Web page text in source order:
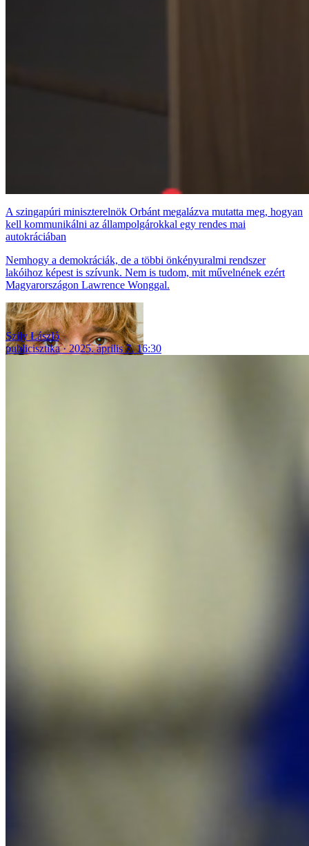
A szingapúri miniszterelnök Orbánt megalázva mutatta meg, hogyan
kell kommunikálni az állampolgárokkal egy rendes mai
autokráciában
Nemhogy a demokráciák, de a többi önkényuralmi rendszer
lakóihoz képest is szívunk. Nem is tudom, mit művelnének ezért
Magyarországon Lawrence Wonggal.
Szily László
publicisztika
2025. április 7. 16:30